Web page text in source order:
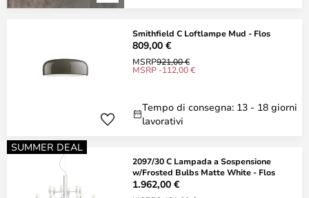
Smithfield C Loftlampe Mud - Flos
809,00 €
MSRP921,00 €
MSRP -112,00 €
Tempo di consegna: 13 - 18 giorni
lavorativi
SUMMER DEAL
2097/30 C Lampada a Sospensione
w/Frosted Bulbs Matte White - Flos
1.962,00 €